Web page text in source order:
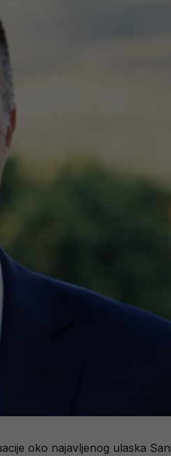
oko najavljenog ulaska